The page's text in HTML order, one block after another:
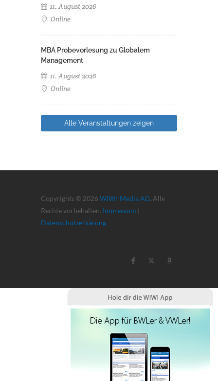
11. August 2026
Online
MBA Probevorlesung zu Globalem
Management
11. August 2026
Online
Alle Veranstaltungen zeigen
Copyrights © 2026 WiWi-Media AG. Alle
Rechte vorbehalten. Impressum |
Datenschutzerkärung